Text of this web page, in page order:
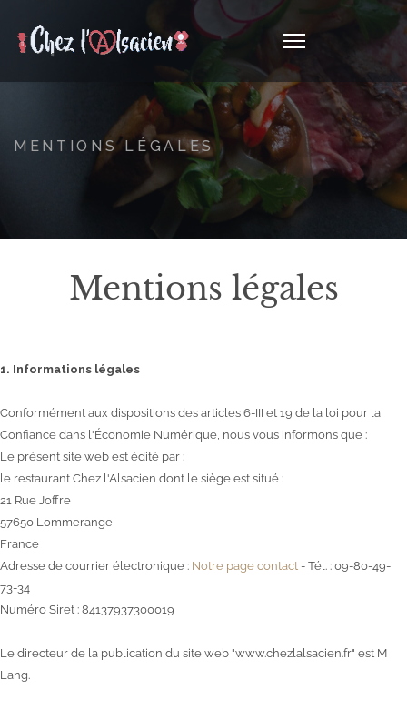
MENTIONS LÉGALES
Mentions légales
1. Informations légales
Conformément aux dispositions des articles 6-III et 19 de la loi pour la
Confiance dans l'Économie Numérique, nous vous informons que :
Le présent site web est édité par :
le restaurant Chez l'Alsacien dont le siège est situé :
21 Rue Joffre
57650 Lommerange
France
Adresse de courrier électronique : Notre page contact - Tél. : 09-80-49-
73-34
Numéro Siret : 84137937300019
Le directeur de la publication du site web "www.chezlalsacien.fr" est M
Lang.